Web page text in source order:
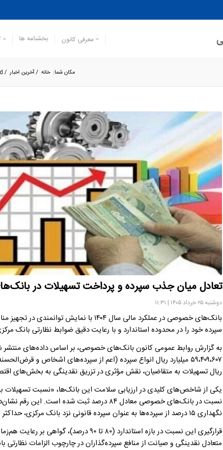
معرفی کانون بخشنامه ها
مکان شما: خانه /آخرین اخبار /
تعادل میان جذب سپرده و پرداخت تسهیلات در
دوشنبه ۲۵ خرداد ۱۴۰۵ | ۱۱:۳۱
بانک‌های خصوصی در عملکرد مالی سال ۱۴۰۴
سپرده خود را در محدوده استاندارد و با رعایت دقیق ضوابط نظارتی بانک
ریال تسهیلات به متقاضیان، نقش مؤثری در تزریق نقدینگی به بخش‌های
یکی از شاخص‌های کلیدی در ارزیابی سلامت این بانک‌ها، «نسبت
نسبت در بانک‌های خصوصی معادل ۸۴ درصد ثبت
نگهداری ۱۵ درصد از سپرده‌ها به عنوان سپرده قانونی نزد بانک مرکزی، حداکثر ظرفیت تخصیص منابع ۸۵ درصد است.
قرارگیری این نسبت در بازه استاندارد (۸۰
متعادل نقدینگی و صیانت از منافع سپرده‌گذاران در چارچوب الزامات